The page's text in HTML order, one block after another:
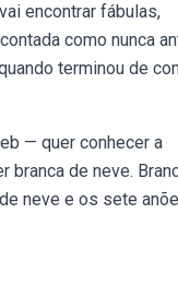
encontrar fábulas,
como nunca
terminou de
— quer conhecer a
branca de neve.
neve e os sete